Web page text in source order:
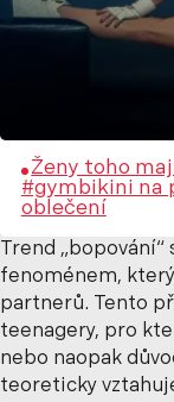
Ženy toho
#gymbikini na
oblečení
Trend
fenoménem,
partnerů. Tento
teenagery, pro
nebo naopak
teoreticky